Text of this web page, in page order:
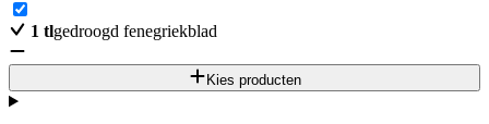
1 tlgedroogd fenegriekblad
Kies producten